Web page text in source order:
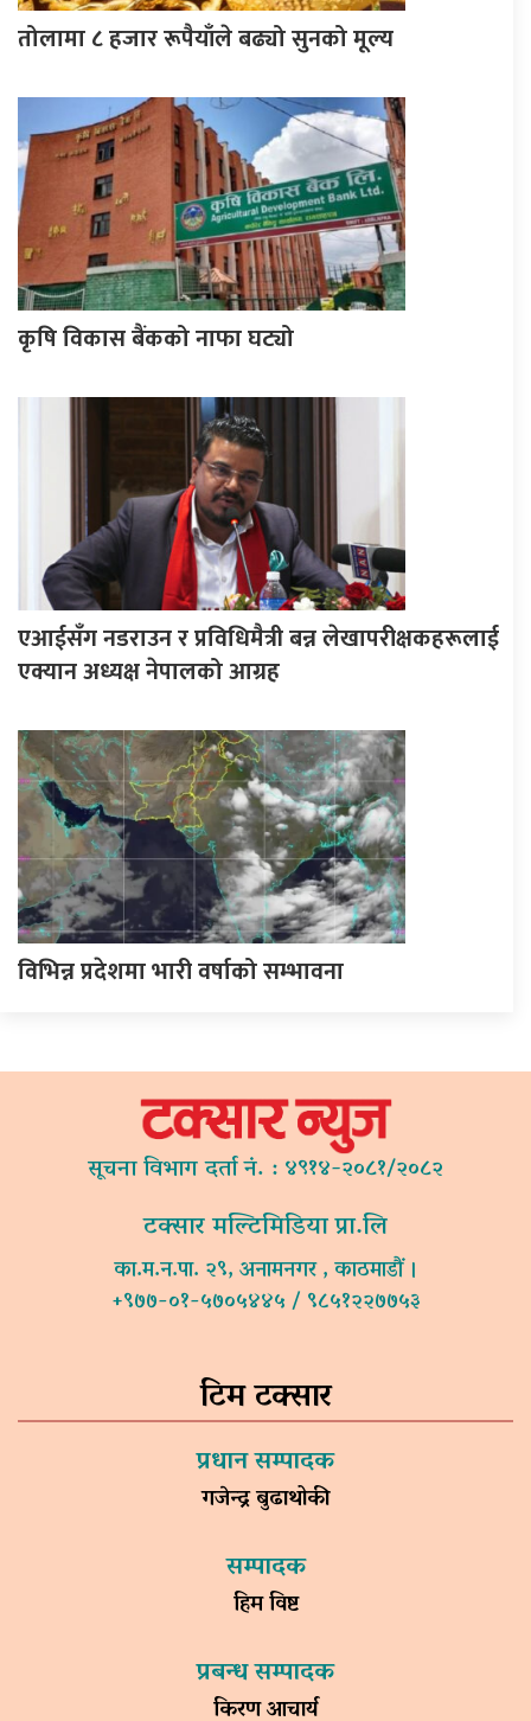
तोलामा ८ हजार रूपैयाँले बढ्यो सुनको मूल्य
कृषि विकास बैंकको नाफा घट्यो
एआईसँग नडराउन र प्रविधिमैत्री बन्न लेखापरीक्षकहरूलाई
एक्यान अध्यक्ष नेपालको आग्रह
विभिन्न प्रदेशमा भारी वर्षाको सम्भावना
सूचना विभाग दर्ता नं. : ४९१४-२०८१/२०८२
टक्सार मल्टिमिडिया प्रा.लि
का.म.न.पा. २९, अनामनगर , काठमाडौं ।
+९७७-०१-५७०५४४५ / ९८५१२२७७५३
टिम टक्सार
प्रधान सम्पादक
गजेन्द्र बुढाथोकी
सम्पादक
हिम विष्ट
प्रबन्ध सम्पादक
किरण आचार्य